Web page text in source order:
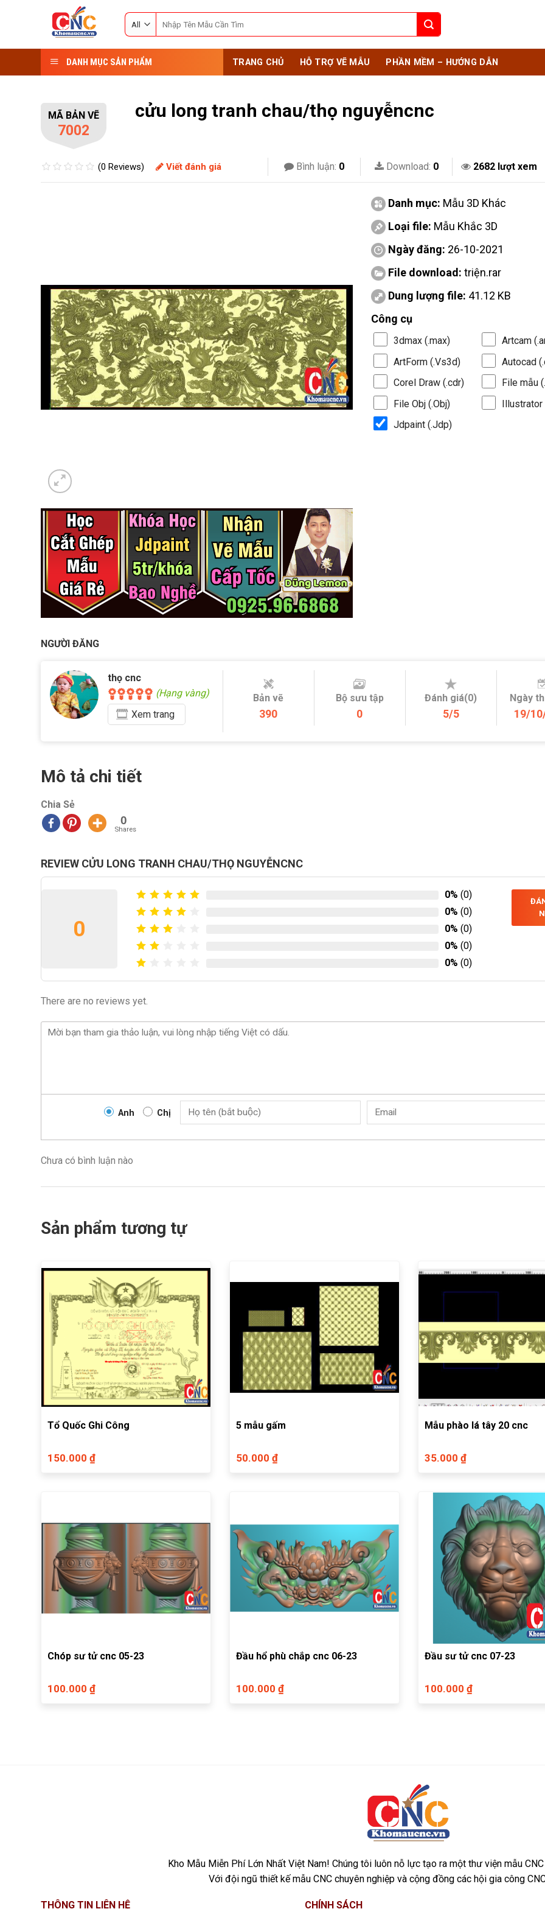
for:
DANH MỤC SẢN PHẨM TRANG CHỦ HỖ TRỢ VẼ MẪU PHẦN MỀM – HƯỚNG DẪN
MÃ BẢN VẼ
7002
cửu long tranh chau/thọ nguyễncnc
(0 Reviews) Viết đánh giá Bình luận: 0 Download: 0 2682 lượt xem
Danh mục: Mẫu 3D Khác
Loại file: Mẫu Khắc 3D
Ngày đăng: 26-10-2021
File download: triện.rar
Dung lượng file: 41.12 KB
Công cụ
3dmax (.max)
Artcam
ArtForm (.Vs3d)
Autocad
Corel Draw (.cdr)
File mẫu
File Obj (.Obj)
Illustrator
Jdpaint (.Jdp)
NGƯỜI ĐĂNG
thọ cnc
(Hạng vàng)
Xem trang
Bản vẽ
390
Bộ sưu tập
0
Đánh giá(0)
5/5
Ngày
19/
Mô tả chi tiết
Chia Sẻ
0
Shares
REVIEW CỬU LONG TRANH CHAU/THỌ NGUYỄNCNC
0
0% (0)
0% (0)
0% (0)
0% (0)
0% (0)
There are no reviews yet.
Anh Chị
Chưa có bình luận nào
Sản phẩm tương tự
Tổ Quốc Ghi Công
150.000 ₫
5 mẫu gấm
50.000 ₫
Mẫu phào lá tây 20 cnc
35.000 ₫
Chóp sư tử cnc 05-23
100.000 ₫
Đầu hổ phù chắp cnc 06-23
100.000 ₫
Đầu sư tử cnc 07-23
100.000 ₫
Kho Mẫu Miễn Phí Lớn Nhất Việt Nam! Chúng tôi luôn nỗ lực tạo ra một thư viện mẫu
Với đội ngũ thiết kế mẫu CNC chuyên nghiệp và cộng đồng các hội gia công
THÔNG TIN LIÊN HỆ CHÍNH SÁCH